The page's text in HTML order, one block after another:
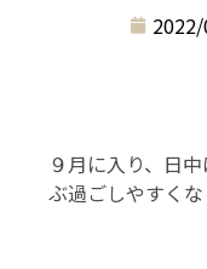
９月に入り、日
ぶ過ごしやすくな